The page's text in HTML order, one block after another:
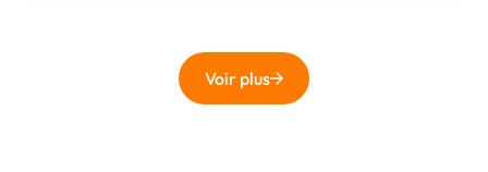
Voir plus